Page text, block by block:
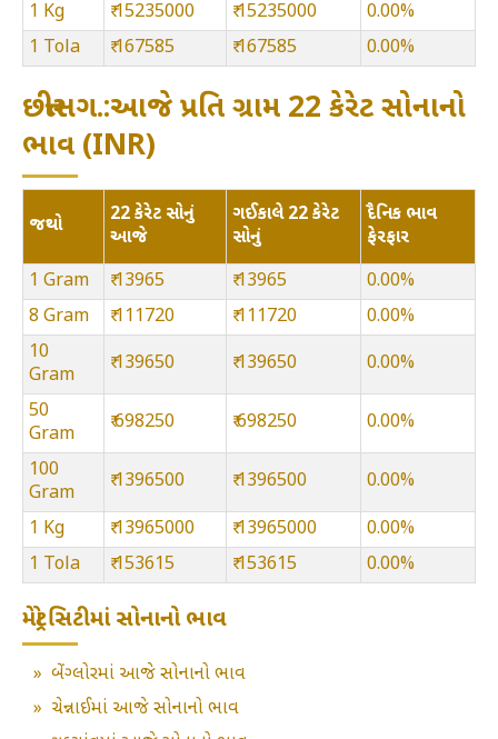
1 Kg ₹ 15235000 ₹ 15235000
0.00%
1 Tola
₹ 167585 ₹ 167585 0.00%
છત્તીસગ.:આજે પ્રતિ ગ્રામ 22 કેરેટ સોનાનો
ભાવ (INR)
જથ્થો
22 કેરેટ સોનું
આજે
ગઈકાલે 22 કેરેટ
સોનું
દૈનિક ભાવ
ફેરફાર
1 Gram
₹ 13965 ₹ 13965
0.00%
8 Gram
₹ 111720 ₹ 111720
0.00%
10
Gram
₹ 139650 ₹ 139650 0.00%
50
Gram
₹ 698250 ₹ 698250 0.00%
100
Gram
₹ 1396500 ₹ 1396500 0.00%
1 Kg ₹ 13965000 ₹ 13965000
0.00%
1 Tola
₹ 153615 ₹ 153615 0.00%
મેટ્રો સિટીમાં સોનાનો ભાવ
» બેંગ્લોરમાં આજે સોનાનો ભાવ
» ચેન્નાઈમાં આજે સોનાનો ભાવ